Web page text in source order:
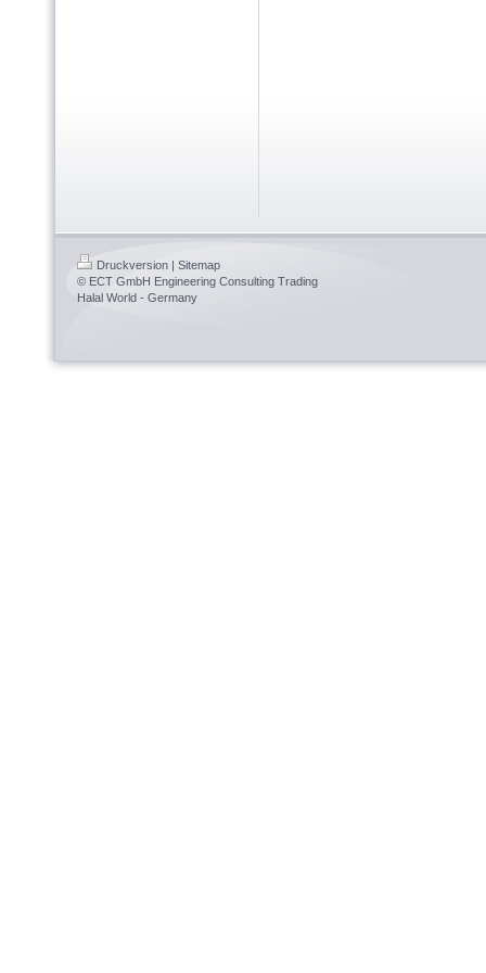
Druckversion | Sitemap
© ECT GmbH Engineering Consulting Trading
Halal World - Germany